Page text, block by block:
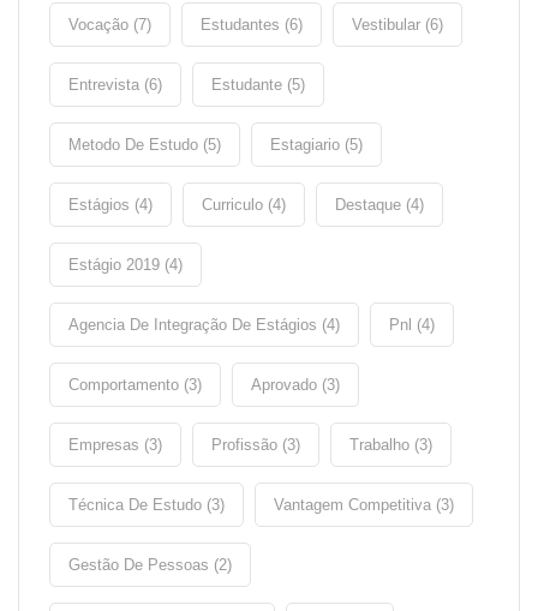
Vocação (7) Estudantes (6) Vestibular (6)
Entrevista (6) Estudante (5)
Metodo De Estudo (5) Estagiario (5)
Estágios (4) Curriculo (4) Destaque (4)
Estágio 2019 (4)
Agencia De Integração De Estágios (4) Pnl (4)
Comportamento (3) Aprovado (3)
Empresas (3) Profissão (3) Trabalho (3)
Técnica De Estudo (3) Vantagem Competitiva (3)
Gestão De Pessoas (2)